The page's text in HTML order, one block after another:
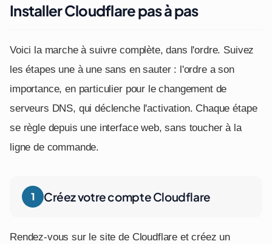
Installer Cloudflare pas à pas
Voici la marche à suivre complète, dans l'ordre. Suivez
les étapes une à une sans en sauter : l'ordre a son
importance, en particulier pour le changement de
serveurs DNS, qui déclenche l'activation. Chaque étape
se règle depuis une interface web, sans toucher à la
ligne de commande.
Créez votre compte Cloudflare
Rendez-vous sur le site de Cloudflare et créez un